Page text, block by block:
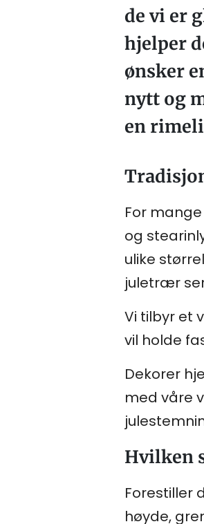
de vi er
hjelper
ønsker
nytt og
en
For
og
ulike
juletrær
Vi tilbyr et
vil holde
Dekorer
med våre
Hvilken
Forestiller
høyde,